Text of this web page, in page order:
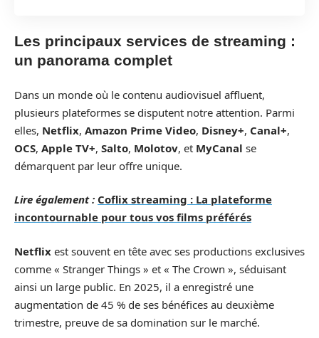
Les principaux services de streaming :
un panorama complet
Dans un monde où le contenu audiovisuel affluent,
plusieurs plateformes se disputent notre attention. Parmi
elles, Netflix, Amazon Prime Video, Disney+, Canal+,
OCS, Apple TV+, Salto, Molotov, et MyCanal se
démarquent par leur offre unique.
Lire également : Coflix streaming : La plateforme
incontournable pour tous vos films préférés
Netflix est souvent en tête avec ses productions exclusives
comme « Stranger Things » et « The Crown », séduisant
ainsi un large public. En 2025, il a enregistré une
augmentation de 45 % de ses bénéfices au deuxième
trimestre, preuve de sa domination sur le marché.